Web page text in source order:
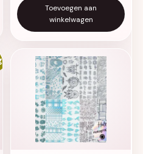
Toevoegen aan
winkelwagen